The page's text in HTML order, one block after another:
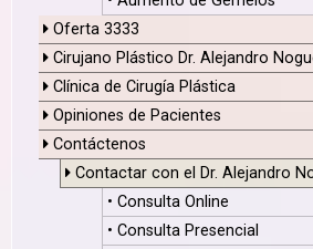
Oferta 3333
Cirujano Plástico Dr. Alejandro
Clínica de Cirugía Plástica
Opiniones de Pacientes
Contáctenos
Contactar con el Dr. Alejandro
• Consulta Online
• Consulta Presencial